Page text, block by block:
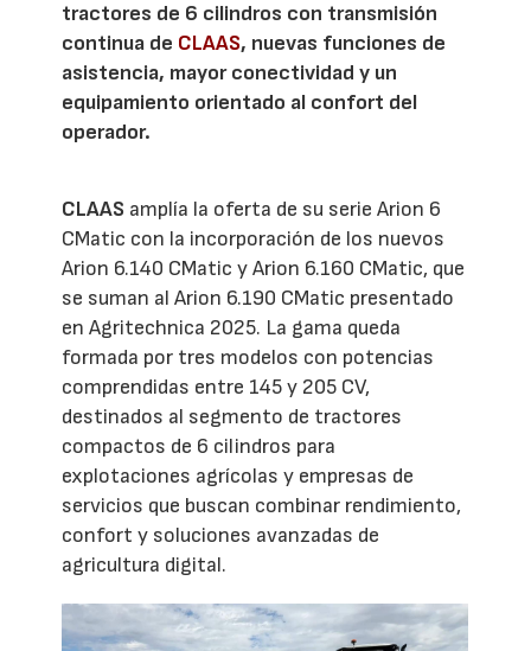
tractores de 6 cilindros con transmisión
continua de CLAAS, nuevas funciones de
asistencia, mayor conectividad y un
equipamiento orientado al confort del
operador.
CLAAS amplía la oferta de su serie Arion 6
CMatic con la incorporación de los nuevos
Arion 6.140 CMatic y Arion 6.160 CMatic, que
se suman al Arion 6.190 CMatic presentado
en Agritechnica 2025. La gama queda
formada por tres modelos con potencias
comprendidas entre 145 y 205 CV,
destinados al segmento de tractores
compactos de 6 cilindros para
explotaciones agrícolas y empresas de
servicios que buscan combinar rendimiento,
confort y soluciones avanzadas de
agricultura digital.